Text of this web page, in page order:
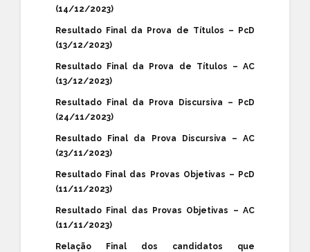
(14/12/2023)
Resultado Final da Prova de Títulos – PcD
(13/12/2023)
Resultado Final da Prova de Títulos – AC
(13/12/2023)
Resultado Final da Prova Discursiva – PcD
(24/11/2023)
Resultado Final da Prova Discursiva – AC
(23/11/2023)
Resultado Final das Provas Objetivas – PcD
(11/11/2023)
Resultado Final das Provas Objetivas – AC
(11/11/2023)
Relação Final dos candidatos que